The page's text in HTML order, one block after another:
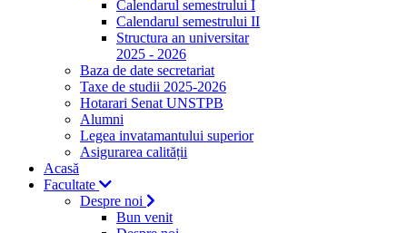
Calendarul semestrului I
Calendarul semestrului II
Structura an universitar
2025 - 2026
Baza de date secretariat
Taxe de studii 2025-2026
Hotarari Senat UNSTPB
Alumni
Legea invatamantului superior
Asigurarea calității
Acasă
Facultate
Despre noi
Bun venit